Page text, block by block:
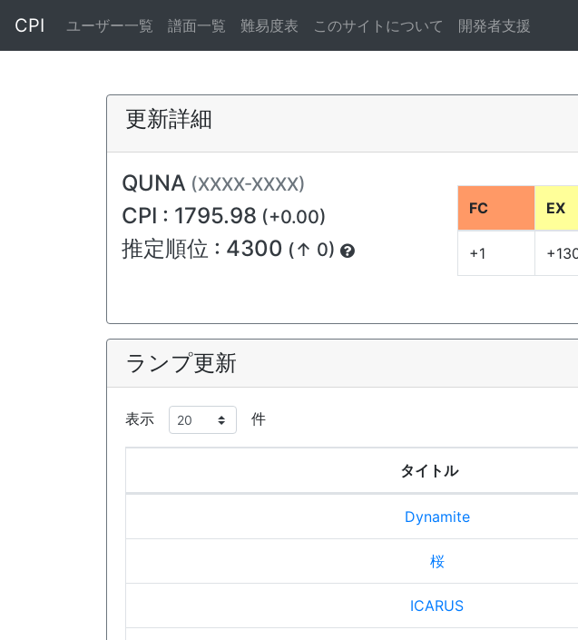
CPI ユーザー一覧 譜面一覧 難易度表 このサイトについて 開発者支援
更新詳細
QUNA (XXXX-XXXX)
CPI : 1795.98 (+0.00)
推定順位 : 4300 (↑ 0)
FC EX
+1
ランプ更新
表示 件
タイトル
Dynamite
桜
ICARUS